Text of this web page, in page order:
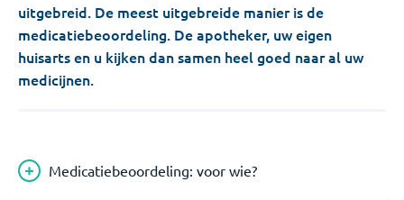
uitgebreid. De meest uitgebreide manier is de
medicatiebeoordeling. De apotheker, uw eigen
huisarts en u kijken dan samen heel goed naar al uw
medicijnen.
Medicatiebeoordeling: voor wie?